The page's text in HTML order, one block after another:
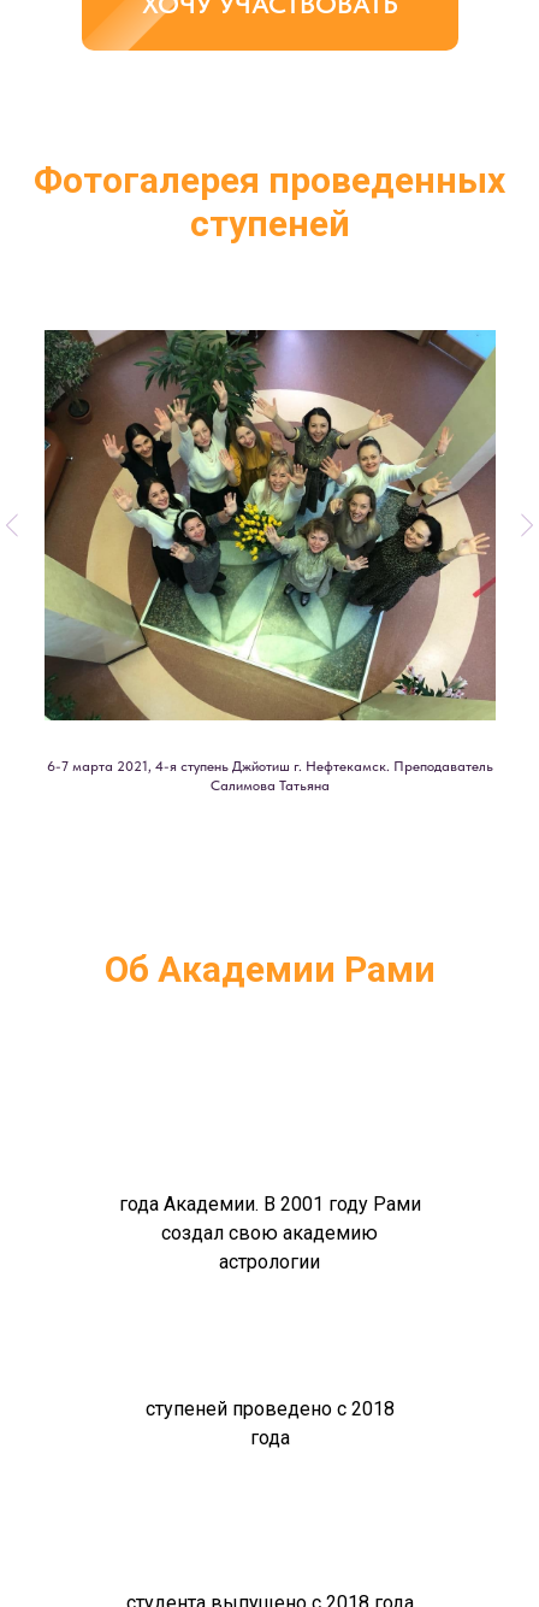
Фотогалерея проведенных
ступеней
6-7 марта 2021, 4-я ступень Джйотиш г. Нефтекамск. Преподаватель
Салимова Татьяна
Об Академии Рами
года Академии. В 2001 году Рами
создал свою академию
астрологии
ступеней проведено с 2018
года